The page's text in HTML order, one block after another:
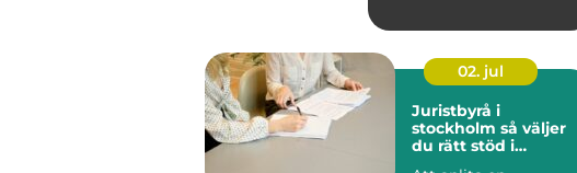
För m...
02. jul
Juristbyrå i
stockholm så väljer
du rätt stöd i